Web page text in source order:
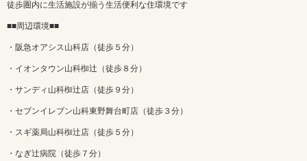
徒歩圏内に生活施設が揃う生活便利な住環境です
■■周辺環境■■
・阪急オアシス山科店（徒歩５分）
・イオンタウン山科椥辻（徒歩８分）
・サンディ山科椥辻店（徒歩９分）
・セブンイレブン山科東野舞台町店（徒歩３分）
・スギ薬局山科椥辻店（徒歩５分）
・なぎ辻病院（徒歩７分）